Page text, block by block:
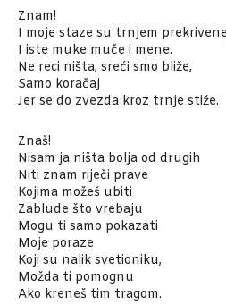
Znam!
I moje staze su trnjem
I iste muke muče i mene.
Ne reci ništa, sreći smo bliže,
Samo koračaj
Jer se do zvezda kroz trnje stiže.
Znaš!
Nisam ja ništa bolja od drugih
Niti znam riječi prave
Kojima možeš ubiti
Zablude što vrebaju
Mogu ti samo pokazati
Moje poraze
Koji su nalik svetioniku,
Možda ti pomognu
Ako kreneš tim tragom.